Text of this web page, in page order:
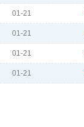
01-21
01-21
01-21
01-21